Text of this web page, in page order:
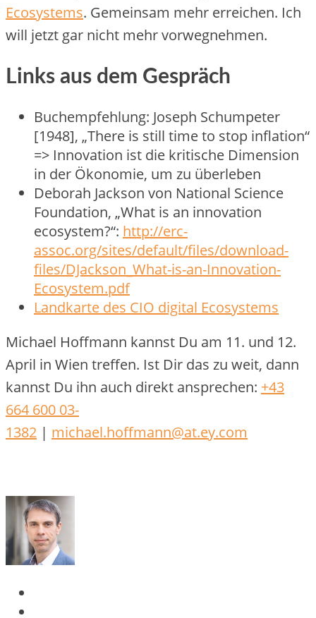
Ecosystems. Gemeinsam mehr erreichen. Ich
will jetzt gar nicht mehr vorwegnehmen.
Links aus dem Gespräch
Buchempfehlung: Joseph Schumpeter
[1948], „There is still time to stop inflation“
=> Innovation ist die kritische Dimension
in der Ökonomie, um zu überleben
Deborah Jackson von National Science
Foundation, „What is an innovation
ecosystem?“: http://erc-
assoc.org/sites/default/files/download-
files/DJackson_What-is-an-Innovation-
Ecosystem.pdf
Landkarte des CIO digital Ecosystems
Michael Hoffmann kannst Du am 11. und 12.
April in Wien treffen. Ist Dir das zu weit, dann
kannst Du ihn auch direkt ansprechen: +43
664 600 03-
1382 | michael.hoffmann@at.ey.com